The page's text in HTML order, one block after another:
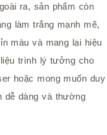
ra, sản phẩm còn
làm trắng mạnh mẽ,
màu và mang lại hiệu
trình lý tưởng cho
hoặc mong muốn duy
dễ dàng và thường